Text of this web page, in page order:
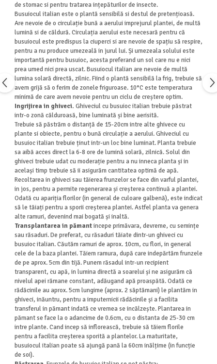
de stomac si pentru tratarea ințepăturilor de insecte.
Busuioculitalianeste o plantă sensibilă si destul de pretențioasă.
Are nevoie de o circulație bună a aerului imprejurul plantei, de multă
lumină si de căldură. Circulația aerului este necesară pentru că
busuiocul este predispus la ciuperci si are nevoie de spațiu să respire,
pentru a nu produce umezeală in jurul lui. Și umezeala solului este
importantă pentru busuioc, acesta preferand un sol care nu e nici
prea umed nici prea uscat. Busuioculitalianare nevoie de multă
lumina solară directă, zilnic. Fiind o plantă sensibilă la frig, trebuie să
avem grijă să o ferim de zonele friguroase. 10°C este temperatura
minimă de care avem nevoie pentru un ciclu de creștere optim.
Ingrijirea in ghiveci. Ghiveciul cu busuiocitaliantrebuie păstrat
intr-o zonă călduroasă, bine luminată și bine aerisită.
Trebuie să păstrăm o distanță de 15-20cm intre alte ghivece cu
plante si obiecte, pentru o bună circulație a aerului. Ghiveciul cu
busuiocitaliantrebuie ținut intr-un loc bine luminat. Planta trebuie
sa aibă acces direct la 6-8 ore de lumină solară, zilnică. Solul din
ghiveci trebuie udat cu moderație pentru a nu inneca planta și in
același timp trebuie să ii asigurăm cantitatea optimă de apă.
Recoltarea in ghiveci sau tăierea frunzelor se face din varful plantei,
in jos, pentru a permite regenerarea și creșterea continuă a plantei.
Odată cu apariția florilor (in general de culoare galbenă), este indicat
să le tăiați pentru a sporii creșterea plantei. Astfel planta va genera
alte ramuri, devenind mai bogată și inaltă.
Transplantarea in pămantincepe primăvara, devreme, cu semințe
sau răsaduri. De preferat, cu răsaduri tăiate dintr-un ghiveci cu
busuiocitalian. Căutăm ramuri de aprox. 10cm, cu flori, in general
cele de la baza plantei. Tăiem ramura, după care indepărtăm frunzele
de pe aprox. 5cm din tijă. Punem răsadul intr-un recipient
transparent, cu apă, in lumina directă a soarelui și ne asigurăm că
nivelul apei rămane constant, adăugand apă proaspătă. Odată ce
rădăcinile au aprox. 5cm lungime (aprox. 2 săptămani) le plantăm in
ghiveci, inăuntru, pentru a imputernicii rădăcinile și a facilita
transferul in pămant indată ce vremea se incălzește. Plantarea in
pămant se face la o adancime de 0.6cm, cu o distanta de 25-30 cm
intre plante. Cand incep să inflorească, trebuie să tăiem florile
pentru a facilita creșterea sporită a plantelor. La maturitate,
busuioculitalianpoate să ajungă pană la 60cm inălțime (in funcție
de soi).